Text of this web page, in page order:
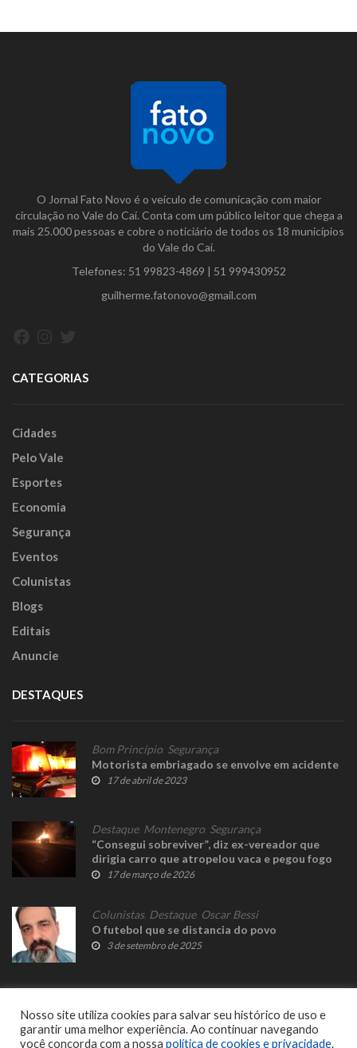
O Jornal Fato Novo é o veículo de comunicação com maior
circulação no Vale do Caí. Conta com um público leitor que chega a
mais 25.000 pessoas e cobre o noticiário de todos os 18 municípios
do Vale do Caí.
Telefones: 51 99823-4869 | 51 999430952
guilherme.fatonovo@gmail.com
CATEGORIAS
Cidades
Pelo Vale
Esportes
Economia
Segurança
Eventos
Colunistas
Blogs
Editais
Anuncie
DESTAQUES
Bom Princípio Segurança
Motorista embriagado se envolve em acidente
17 de abril de 2023
Destaque, Montenegro Segurança
“Consegui sobreviver”, diz ex-vereador que
dirigia carro que atropelou vaca e pegou fogo
17 de março de 2026
Colunistas, Destaque, Oscar Bessi
O futebol que se distancia do povo
3 de setembro de 2025
Nosso site utiliza cookies para salvar seu histórico de uso e
garantir uma melhor experiência. Ao continuar navegando
você concorda com a nossa política de cookies e privacidade.